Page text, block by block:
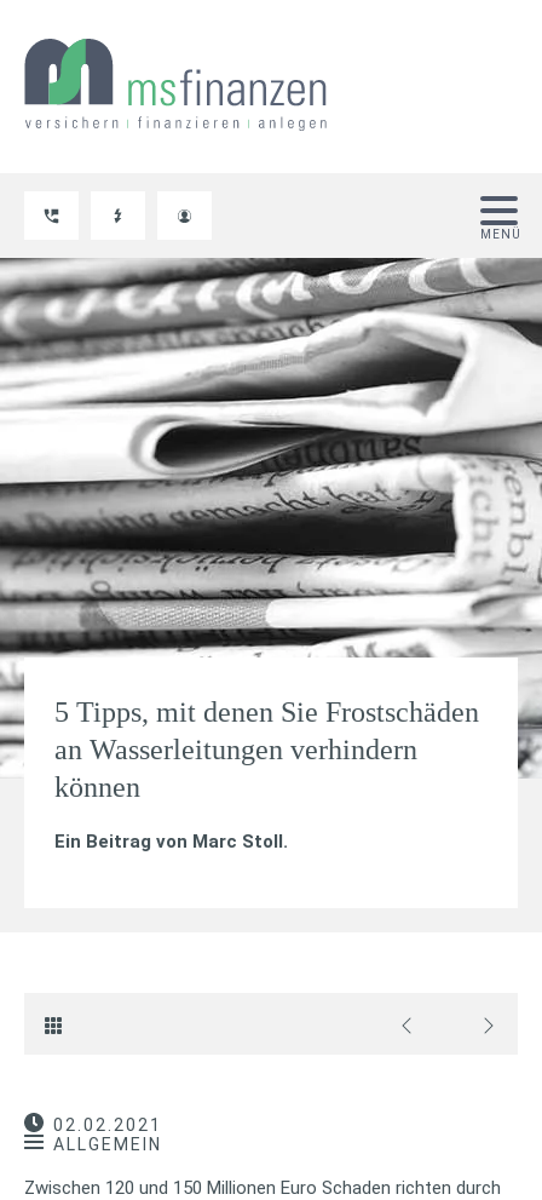
5 Tipps, mit denen Sie Frostschäden
an Wasserleitungen verhindern
können
Ein Beitrag von Marc Stoll.
02.02.2021
ALLGEMEIN
Zwischen 120 und 150 Millionen Euro Schaden richten durch